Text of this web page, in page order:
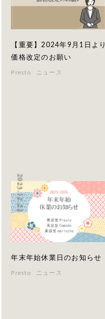
【重要】2024年9月1日より
価格改定のお願い
Presto ニュース
2023.12.22
年末年始休業日のお知らせ
Presto ニュース